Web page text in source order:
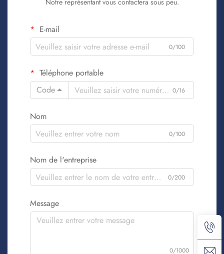
Notre représentant vous contactera sous peu.
E-mail
0/100
Téléphone portable
Code
0/16
Nom
0/100
Nom de l'entreprise
0/200
Message
0/1000